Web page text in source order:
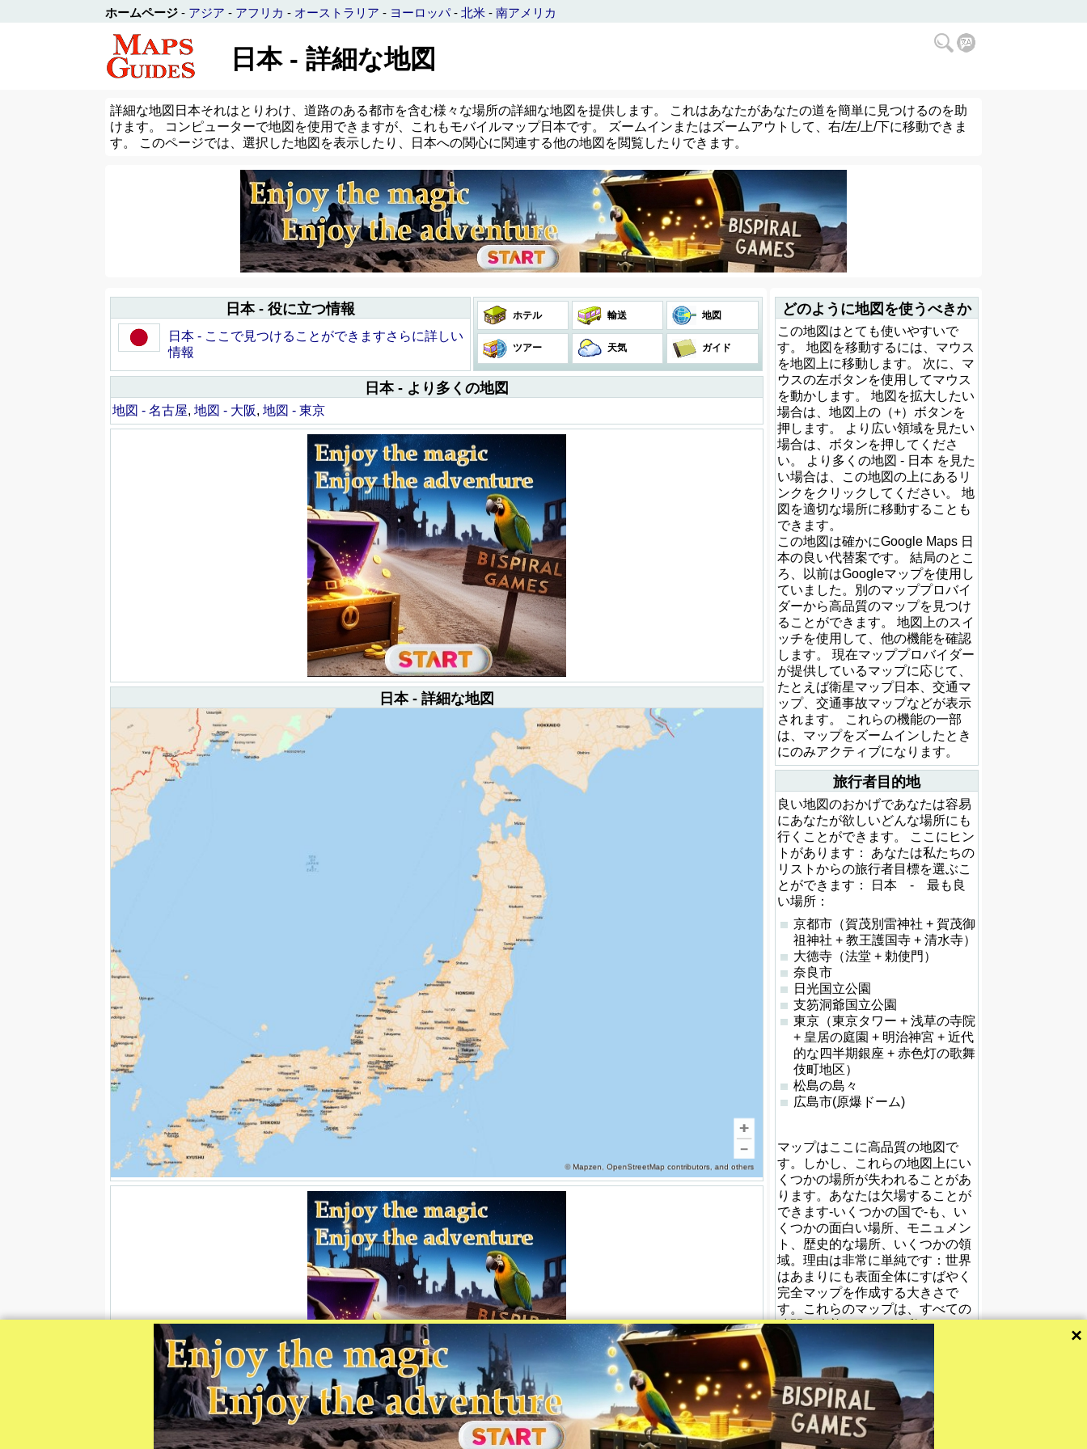
ホームページ - アジア - アフリカ - オーストラリア - ヨーロッパ- 北米 - 南アメリカ
日本 - 詳細な地図
詳細な地図日本それはとりわけ、道路のある都市を含む様々な場所の詳細な地図を提供します。 これはあなたがあなたの道を簡単に見つけるのを助
けます。 コンピューターで地図を使用できますが、これもモバイルマップ日本です。 ズームインまたはズームアウトして、右/左/上/下に移動できま
す。 このページでは、選択した地図を表示したり、日本への関心に関連する他の地図を閲覧したりできます。
日本 - 役に立つ情報
日本 - ここで見つけることができますさらに詳しい
情報
ホテル 輸送 地図
ツアー 天気 ガイド
日本 - より多くの地図
地図 - 名古屋, 地図 - 大阪, 地図 - 東京
日本 - 詳細な地図
どのように地図を使うべきか
この地図はとても使いやすいで
す。 地図を移動するには、マウス
を地図上に移動します。 次に、マ
ウスの左ボタンを使用してマウス
を動かします。 地図を拡大したい
場合は、地図上の（+）ボタンを
押します。 より広い領域を見たい
場合は、ボタンを押してくださ
い。 より多くの地図 - 日本 を見た
い場合は、この地図の上にあるリ
ンクをクリックしてください。 地
図を適切な場所に移動することも
できます。
この地図は確かにGoogle Maps 日
本の良い代替案です。 結局のとこ
ろ、以前はGoogleマップを使用し
ていました。別のマッププロバイ
ダーから高品質のマップを見つけ
ることができます。 地図上のスイ
ッチを使用して、他の機能を確認
します。 現在マッププロバイダー
が提供しているマップに応じて、
たとえば衛星マップ日本、交通マ
ップ、交通事故マップなどが表示
されます。 これらの機能の一部
は、マップをズームインしたとき
にのみアクティブになります。
旅行者目的地
良い地図のおかげであなたは容易
にあなたが欲しいどんな場所にも
行くことができます。 ここにヒン
トがあります： あなたは私たちの
リストからの旅行者目標を選ぶこ
とができます： 日本 - 最も良
い場所：
京都市（賀茂別雷神社 + 賀茂御
祖神社 + 教王護国寺 + 清水寺）
大徳寺（法堂 + 勅使門）
奈良市
日光国立公園
支笏洞爺国立公園
東京（東京タワー + 浅草の寺院
+ 皇居の庭園 + 明治神宮 + 近代
的な四半期銀座 + 赤色灯の歌舞
伎町地区）
松島の島々
広島市(原爆ドーム)
マップはここに高品質の地図で
す。しかし、これらの地図上にい
くつかの場所が失われることがあ
ります。あなたは欠場することが
できます-いくつかの国で-も、い
くつかの面白い場所、モニュメン
ト、歴史的な場所、いくつかの領
域。理由は非常に単純です：世界
はあまりにも表面全体にすばやく
完全マップを作成する大きさで
す。これらのマップは、すべての
時間を改善している。私たちはあ
なたをお勧めします：あなたは、
後で返すの探していたの見つけて
いないのであれば。ありがとうご
ざいます。
×